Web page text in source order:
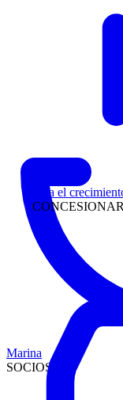
Siga el
Marina
SOCIOS